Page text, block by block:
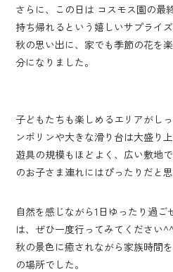
さらに、この日は コスモス園の最
持ち帰れるという嬉しいサプライズ
秋の思い出に、家でも季節の花を
分になりました。
子どもたちも楽しめるエリアがし
ンポリンや大きな滑り台は大盛り上
遊具の規模もほどよく、広い敷地
のお子さま連れにはぴったりだと思
自然を感じながら1日ゆったり過
は、ぜひ一度行ってみてください
秋の景色に癒されながら家族時間
の場所でした。